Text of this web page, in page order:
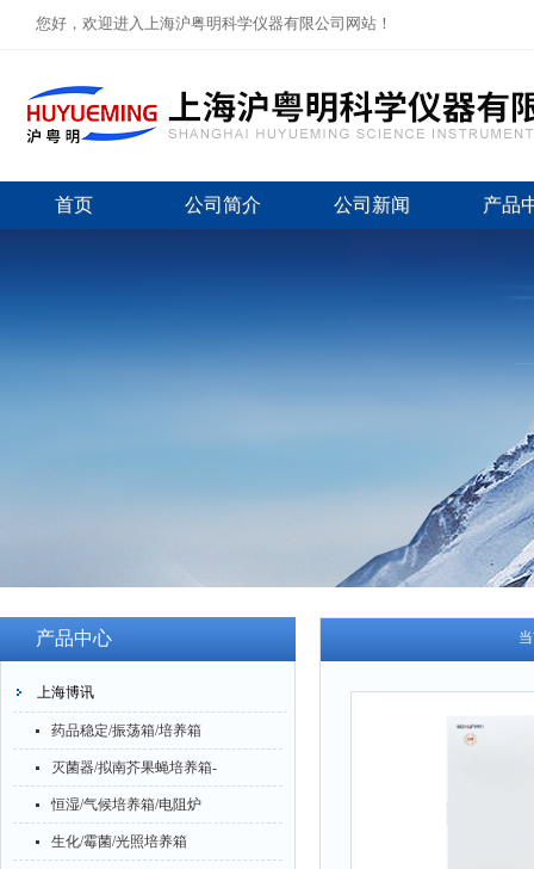
您好，欢迎进入上海沪粤明科学仪器有限公司网站！
首页 公司简介 公司新闻 产品
产品中心
上海博讯
药品稳定/振荡箱/培养箱
灭菌器/拟南芥果蝇培养箱-
恒湿/气候培养箱/电阻炉
生化/霉菌/光照培养箱